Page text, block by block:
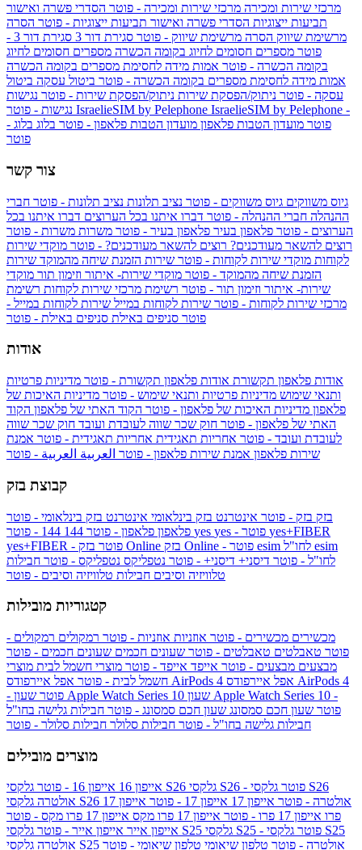
מרכזי שירות ומכירה מרכזי שירות ומכירה - פוטר הסדרי פשרה ואישור
תביעות ייצוגיות הסדרי פשרה ואישור תביעות ייצוגיות - פוטר הסרה
מרשימת שיווק הסרה מרשימת שיווק - פוטר סגירת דור 3
סגירת דור 3 -
פוטר מספרים חסומים לחיוג בקומה הכשרה מספרים חסומים לחיוג
בקומה הכשרה - פוטר אמות מידה לחסימת מספרים בקומה הכשרה
אמות מידה לחסימת מספרים בקומה הכשרה - פוטר ביטול עסקה ביטול
עסקה - פוטר ניתוק/הפסקת שירות ניתוק/הפסקת שירות - פוטר נגישות
IsraelieSIM by Pelephone IsraelieSIM by Pelephone -
פוטר מועדון הטבות פלאפון מועדון הטבות פלאפון - פוטר בלוג בלוג -
פוטר
צור קשר
גיוס משווקים גיוס משווקים - פוטר נציב תלונות נציב תלונות - פוטר חברי
ההנהלה חברי ההנהלה - פוטר דברו איתנו בכל הערוצים דברו איתנו בכל
הערוצים - פוטר פלאפון בעיר פלאפון בעיר - פוטר משרות משרות - פוטר
רוצים להשאר מעודכנים? רוצים להשאר מעודכנים? - פוטר מוקדי שירות
לקוחות מוקדי שירות לקוחות - פוטר שירות הזמנת שיחה מהמוקד שירות
הזמנת שיחה מהמוקד - פוטר מוקדי שירות- איתור וזימון תור מוקדי
שירות- איתור וזימון תור - פוטר רשימת מרכזי שירות לקוחות רשימת
מרכזי שירות לקוחות - פוטר שירות לקוחות במייל שירות לקוחות במייל -
פוטר סניפים באילת סניפים באילת - פוטר
אודות
אודות פלאפון תקשורת אודות פלאפון תקשורת - פוטר מדיניות פרטיות
ותנאי שימוש מדיניות פרטיות ותנאי שימוש - פוטר מדיניות האיכות של
פלאפון מדיניות האיכות של פלאפון - פוטר הקוד האתי של פלאפון הקוד
האתי של פלאפון - פוטר חוק שכר שווה לעובדת ועובד חוק שכר שווה
לעובדת ועובד - פוטר אחריות תאגידית אחריות תאגידית - פוטר אמנת
שירות פלאפון אמנת שירות פלאפון - פוטר العربية العربية - פוטר
קבוצת בזק
בזק בזק - פוטר אינטרנט בזק בינלאומי אינטרנט בזק בינלאומי - פוטר
פלאפון פלאפון - פוטר 144 yes
yes+FIBER
yes+FIBER - פוטר בזק Online
esim
לחו"ל - פוטר דיסני+ דיסני+ - פוטר נטפליקס נטפליקס - פוטר חבילות
טלוויזיה וסיבים חבילות טלוויזיה וסיבים - פוטר
קטגוריות מובילות
מכשירים מכשירים - פוטר אוזניות אוזניות - פוטר רמקולים רמקולים -
פוטר טאבלטים טאבלטים - פוטר שעונים חכמים שעונים חכמים - פוטר
מבצעים מבצעים - פוטר אייפד אייפד - פוטר מוצרי חשמל לבית מוצרי
חשמל לבית - פוטר אפל איירפודס AirPods 4 אפל איירפודס AirPods 4
- פוטר שעון Apple Watch Series 10 שעון Apple Watch Series 10 -
פוטר שעון חכם סמסונג שעון חכם סמסונג - פוטר חבילות גלישה בחו"ל
חבילות גלישה בחו"ל - פוטר חבילות סלולר חבילות סלולר - פוטר
מוצרים מובילים
אייפון 16 אייפון 16 - פוטר גלקסי S26 גלקסי S26 - פוטר גלקסי S26
אולטרה
גלקסי S26 אולטרה - פוטר אייפון 17 אייפון 17 - פוטר
אייפון 17
פרו אייפון 17 פרו - פוטר אייפון 17 פרו מקס
אייפון 17 פרו מקס - פוטר
אייפון אייר אייפון אייר - פוטר גלקסי S25 גלקסי S25 - פוטר גלקסי S25
אולטרה
גלקסי S25 אולטרה - פוטר טלפון שיאומי טלפון שיאומי - פוטר